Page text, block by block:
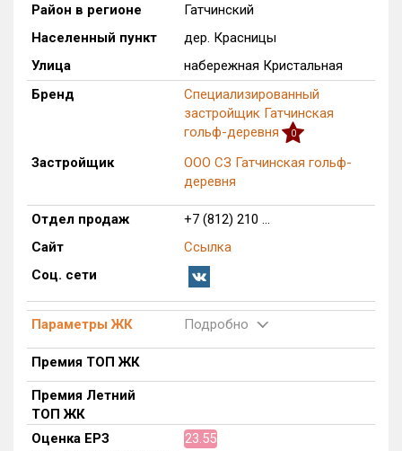
Только новые
Оценка ЕРЗ ЖК
от до
Рейтинг ЕРЗ
Найдено:
Многоквартирных домов
15 из 1 725
Домов с апартаментами
Поселков таунхаусов
Многоквартирных домов
Блокированных домов
Район в регионе
Гатчинский
Населенный пункт
дер. Красницы
Улица
набережная Кристальная
Бренд
Специализированный
застройщик Гатчинская
гольф-деревня
0
Застройщик
ООО СЗ Гатчинская гольф-
деревня
Отдел продаж
+7 (812) 210 ...
Сайт
Ссылка
Соц. сети
Параметры ЖК Подробно
Премия ТОП ЖК
Премия Летний
ТОП ЖК
Оценка ЕРЗ
23.55